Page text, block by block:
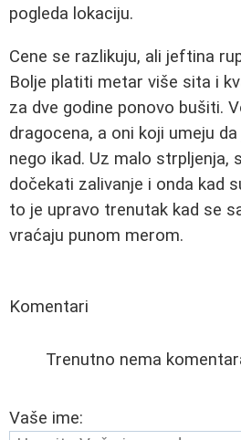
pogleda lokaciju.
Cene se razlikuju, ali jeftina
Bolje platiti metar više sita i
za dve godine ponovo bušiti.
dragocena, a oni koji umeju
nego ikad. Uz malo strpljenja,
dočekati zalivanje i onda kad
to je upravo trenutak kad se
vraćaju punom merom.
Komentari
Trenutno nema
Vaše ime: